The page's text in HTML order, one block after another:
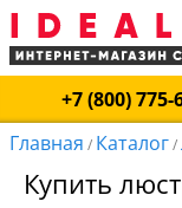
+7 (800) 775-
Главная / Каталог/
Купить